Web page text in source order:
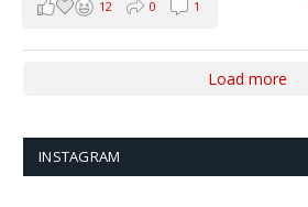
12 0 1
Load more
INSTAGRAM